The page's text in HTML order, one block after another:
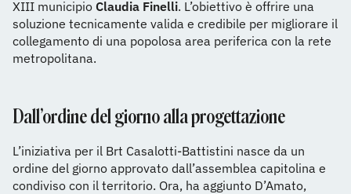
XIII municipio Claudia Finelli. L’obiettivo è offrire una
soluzione tecnicamente valida e credibile per migliorare il
collegamento di una popolosa area periferica con la rete
metropolitana.
Dall’ordine del giorno alla progettazione
L’iniziativa per il Brt Casalotti-Battistini nasce da un
ordine del giorno approvato dall’assemblea capitolina e
condiviso con il territorio. Ora, ha aggiunto D’Amato,